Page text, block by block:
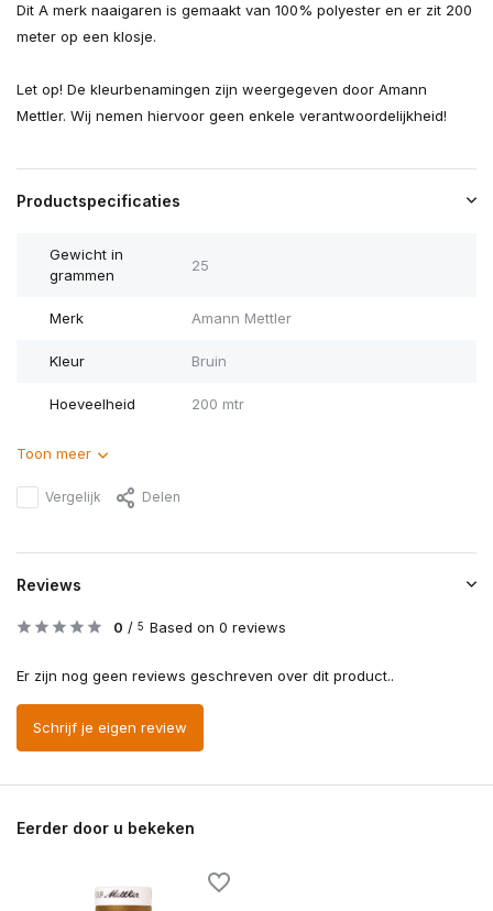
Dit A merk naaigaren is gemaakt van 100% polyester en er zit 200
meter op een klosje.
Let op! De kleurbenamingen zijn weergegeven door Amann
Mettler. Wij nemen hiervoor geen enkele verantwoordelijkheid!
Productspecificaties
Gewicht in
grammen
25
Merk Amann Mettler
Kleur Bruin
Hoeveelheid 200 mtr
Toon meer
Vergelijk Delen
Reviews
0 / 5 Based on 0 reviews
Er zijn nog geen reviews geschreven over dit product..
Schrijf je eigen review
Eerder door u bekeken